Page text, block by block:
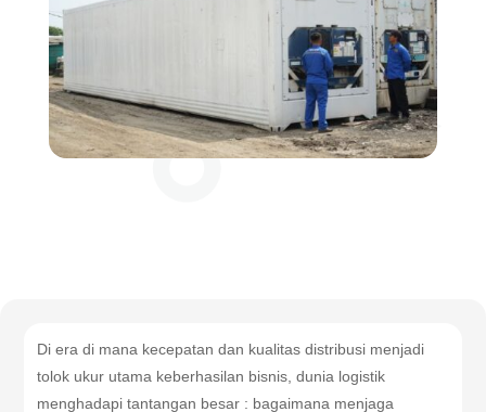
Di era di mana kecepatan dan kualitas distribusi menjadi
tolok ukur utama keberhasilan bisnis, dunia logistik
menghadapi tantangan besar : bagaimana menjaga